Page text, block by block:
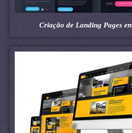
Criação de Landing Pages